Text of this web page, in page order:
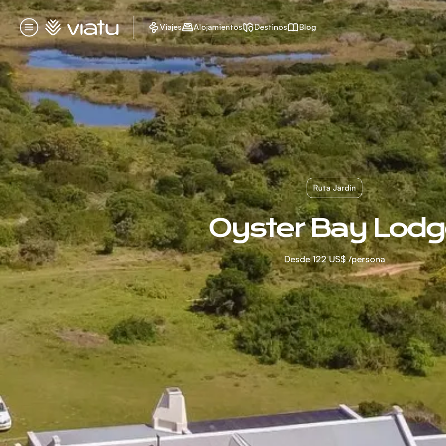
Menú
Página de inicio Viajes Alojamientos Destinos Blog
Ruta Jardín
Oyster Bay
Desde122 US$/persona